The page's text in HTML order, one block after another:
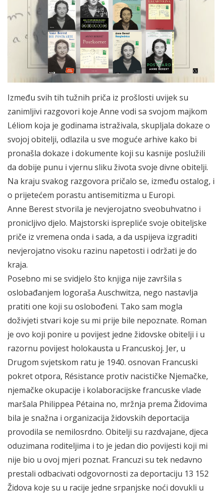
Između svih tih tužnih priča iz prošlosti uvijek su
zanimljivi razgovori koje Anne vodi sa svojom majkom
Léliom koja je godinama istraživala, skupljala dokaze o
svojoj obitelji, odlazila u sve moguće arhive kako bi
pronašla dokaze i dokumente koji su kasnije poslužili
da dobije punu i vjernu sliku života svoje divne obitelji.
Na kraju svakog razgovora pričalo se, između ostalog, i
o prijetećem porastu antisemitizma u Europi.
Anne Berest stvorila je nevjerojatno sveobuhvatno i
pronicljivo djelo. Majstorski isprepliće svoje obiteljske
priče iz vremena onda i sada, a da uspijeva izgraditi
nevjerojatno visoku razinu napetosti i održati je do
kraja.
Posebno mi se svidjelo što knjiga nije završila s
oslobađanjem logoraša Auschwitza, nego nastavlja
pratiti one koji su oslobođeni. Tako sam mogla
doživjeti stvari koje su mi prije bile nepoznate. Roman
je ovo koji ponire u povijest jedne židovske obitelji i u
razornu povijest holokausta u Francuskoj. Jer, u
Drugom svjetskom ratu je 1940. osnovan Francuski
pokret otpora, Résistance protiv nacističke Njemačke,
njemačke okupacije i kolaboracijske francuske vlade
maršala Philippea Pétaina no, mržnja prema Židovima
bila je snažna i organizacija židovskih deportacija
provodila se nemilosrdno. Obitelji su razdvajane, djeca
oduzimana roditeljima i to je jedan dio povijesti koji mi
nije bio u ovoj mjeri poznat. Francuzi su tek nedavno
prestali odbacivati odgovornosti za deportaciju 13 152
Židova koje su u racije jedne srpanjske noći dovukli u